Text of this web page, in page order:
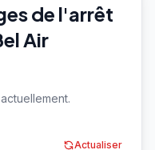
de l'arrêt
Air
Actualiser